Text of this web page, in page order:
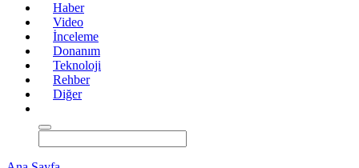
Haber
Video
İnceleme
Donanım
Teknoloji
Rehber
Diğer